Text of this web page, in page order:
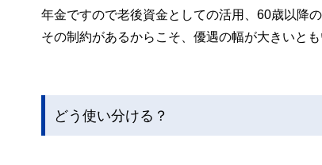
年金ですので老後資金としての活用、60歳以降
その制約があるからこそ、優遇の幅が大きいとも
どう使い分ける？